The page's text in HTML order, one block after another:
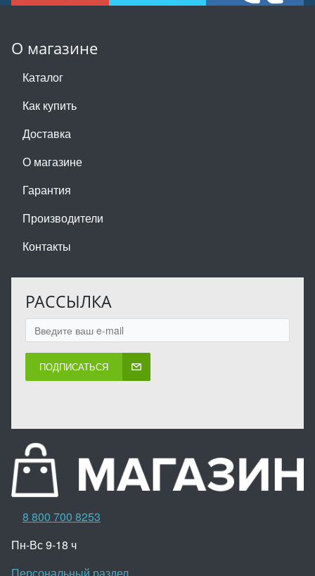
О магазине
Каталог
Как купить
Доставка
О магазине
Гарантия
Производители
Контакты
РАССЫЛКА
ПОДПИСАТЬСЯ
8 800 700 8253
Пн-Вс 9-18 ч
Персональный раздел